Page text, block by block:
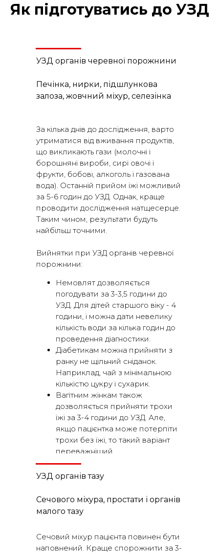
Як підготуватись до УЗД
За кілька днів до дослідження, варто
утриматися від вживання продуктів,
що викликають гази (молочні і
борошняні вироби, сирі овочі і
фрукти, бобові, алкоголь і газована
вода). Останній прийом їжі можливий
за 5-6 годин до УЗД. Однак, краще
проводити дослідження натщесерце.
Таким чином, результати будуть
найбільш точними.
Вийнятки при УЗД органів черевної
порожнини:
Немовлят дозволяється
погодувати за 3-3,5 години до
УЗД. Для дітей старшого віку - 4
години, і можна дати невелику
кількість води за кілька годин до
проведення діагностики.
Діабетикам можна прийняти з
ранку не щільний сніданок.
Наприклад, чай з мінімальною
кількістю цукру і сухарик.
Вагітним жінкам також
дозволяється прийняти трохи
їжі за 3-4 години до УЗД. Але,
якщо пацієнтка може потерпіти
трохи без їжі, то такий варіант
переважніший.
УЗД органів черевної порожнини
Печінка, нирки, підшлункова
залоза, жовчний міхур, селезінка
Сечовий міхур пацієнта повинен бути
наповнений. Краще спорожнити за 3-
УЗД органів тазу
Сечового міхура, простати і органів
малого тазу